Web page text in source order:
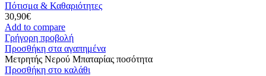
Πότισμα & Καθαριότητες
30,90€
Add to compare
Γρήγορη προβολή
Προσθήκη στα αγαπημένα
Μετρητής Νερού Μπαταρίας ποσότητα
Προσθήκη στο καλάθι